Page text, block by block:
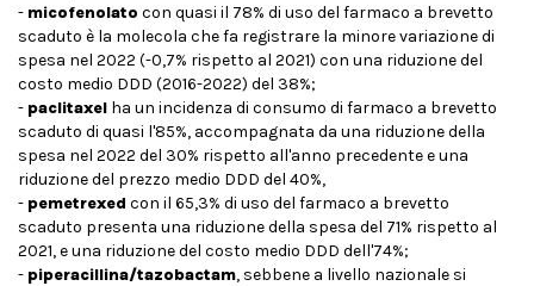
- micofenolato con quasi il 78% di uso del farmaco a brevetto
scaduto è la molecola che fa registrare la minore variazione di
spesa nel 2022 (-0,7% rispetto al 2021) con una riduzione del
costo medio DDD (2016-2022) del 38%;
- paclitaxel ha un incidenza di consumo di farmaco a brevetto
scaduto di quasi l'85%, accompagnata da una riduzione della
spesa nel 2022 del 30% rispetto all'anno precedente e una
riduzione del prezzo medio DDD del 40%,
- pemetrexed con il 65,3% di uso del farmaco a brevetto
scaduto presenta una riduzione della spesa del 71% rispetto al
2021, e una riduzione del costo medio DDD dell'74%;
- piperacillina/tazobactam, sebbene a livello nazionale si